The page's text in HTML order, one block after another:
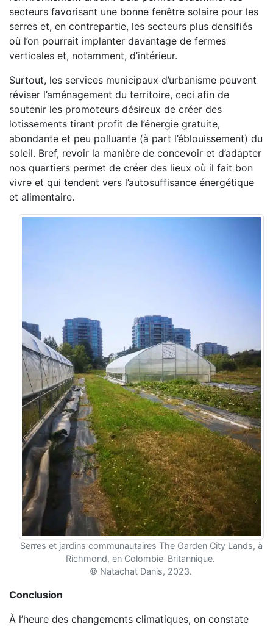
secteurs favorisant une bonne fenêtre solaire pour les
serres et, en contrepartie, les secteurs plus densifiés
où l’on pourrait implanter davantage de fermes
verticales et, notamment, d’intérieur.
Surtout, les services municipaux d’urbanisme peuvent
réviser l’aménagement du territoire, ceci afin de
soutenir les promoteurs désireux de créer des
lotissements tirant profit de l’énergie gratuite,
abondante et peu polluante (à part l’éblouissement) du
soleil. Bref, revoir la manière de concevoir et d’adapter
nos quartiers permet de créer des lieux où il fait bon
vivre et qui tendent vers l’autosuffisance énergétique
et alimentaire.
Serres et jardins communautaires The Garden City Lands, à
Richmond, en Colombie-Britannique.
© Natachat Danis, 2023.
Conclusion
À l’heure des changements climatiques, on constate